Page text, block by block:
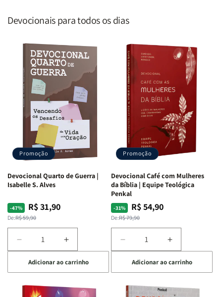
Devocionais para todos os dias
Promoção
Devocional Quarto de Guerra |
Isabelle S. Alves
-47%
Preço
normal
De:R$ 59,90
Preço
promocional
R$ 31,90
Diminuir
a
quantidade
de
Devocional
Aumentar
a
quantidade
de
Devocional
Adicionar ao carrinho
Promoção
Devocional Café com Mulheres
da Bíblia | Equipe Teológica
Penkal
-31%
Preço
normal
De:R$ 79,90
Preço
promocional
R$ 54,90
Diminuir
a
quantidade
de
Devocional
Aumentar
a
quantidade
de
Devocional
Adicionar ao carrinho